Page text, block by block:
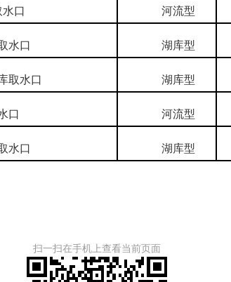
口 河流型
水口 湖库型
取水口 湖库型
口 河流型
水口 湖库型
来源：三
扫一扫在手机上查看当前页面